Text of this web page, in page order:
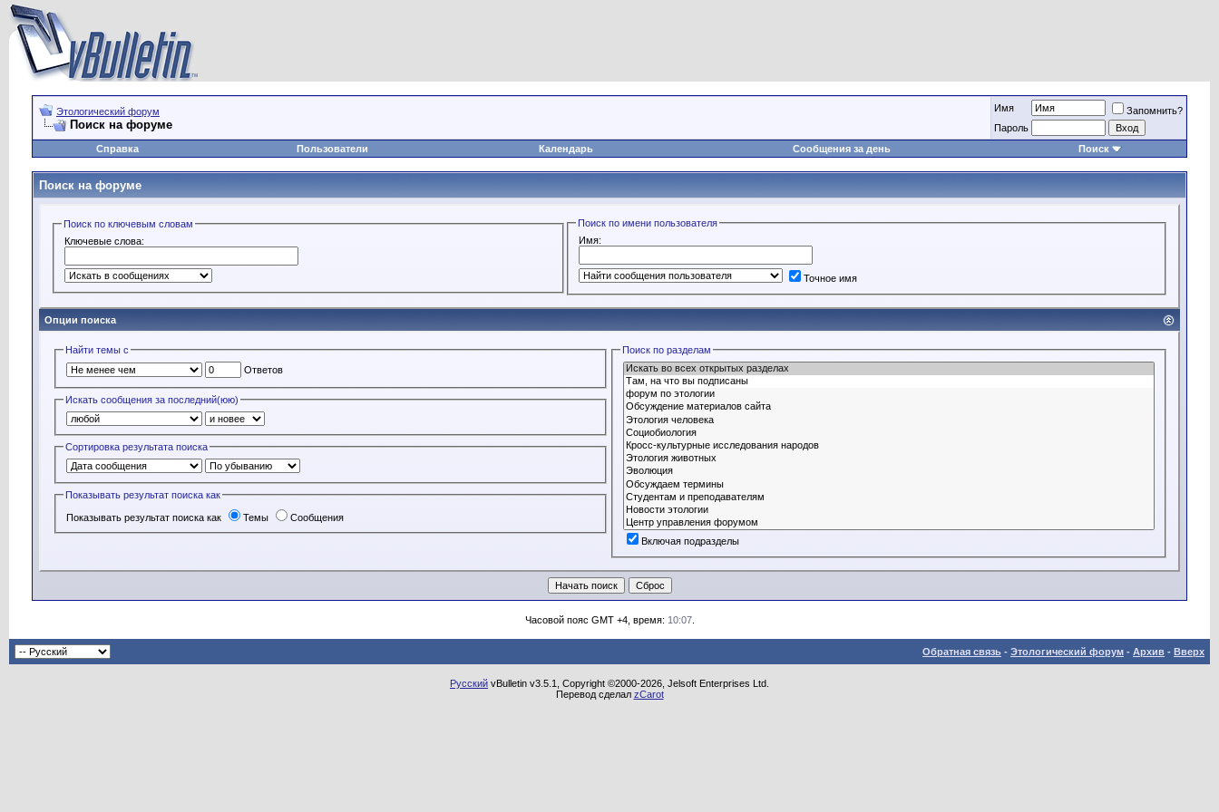
Этологический форум
Поиск на форуме
Имя
Запомнить?
Пароль
Справка
Пользователи Календарь Сообщения за день Поиск
Поиск на форуме
Поиск по ключевым словам
Ключевые слова:
Поиск по имени пользователя
Имя:
Точное имя
Опции поиска
Найти темы с
Ответов
Искать сообщения за последний(юю)
Сортировка результата поиска
Показывать результат поиска как
Показывать результат поиска как Темы Сообщения
Поиск по разделам
Включая подразделы
Часовой пояс GMT +4, время: 10:07.
Обратная связь - Этологический форум - Архив - Вверх
Русский vBulletin v3.5.1, Copyright ©2000-2026, Jelsoft Enterprises Ltd.
Перевод сделал zCarot